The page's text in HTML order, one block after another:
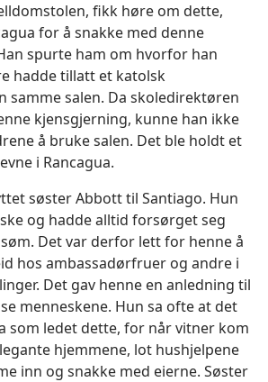
fikk høre om dette,
for å snakke med denne
spurte ham om hvorfor han
hadde tillatt et katolsk
samme salen. Da skoledirektøren
kjensgjerning, kunne han ikke
å bruke salen. Det ble holdt et
i Rancagua.
søster Abbott til Santiago. Hun
og hadde alltid forsørget seg
Det var derfor lett for henne å
hos ambassadørfruer og andre i
Det gav henne en anledning til
menneskene. Hun sa ofte at det
som ledet dette, for når vitner kom
hjemmene, lot hushjelpene
inn og snakke med eierne. Søster